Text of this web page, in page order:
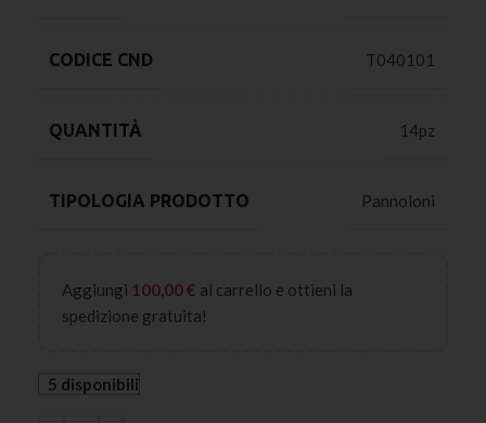
CODICE CND T040101
QUANTITÀ 14pz
TIPOLOGIA PRODOTTO Pannoloni
Aggiungi 100,00€ al carrello e ottieni la
spedizione gratuita!
5 disponibili